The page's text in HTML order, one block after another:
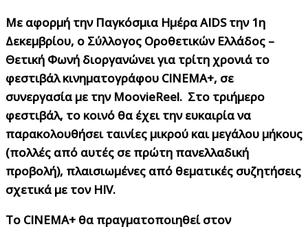
Με αφορμή την Παγκόσμια Ημέρα AIDS την 1η
Δεκεμβρίου, ο Σύλλογος Οροθετικών Ελλάδος –
Θετική Φωνή διοργανώνει για τρίτη χρονιά το
φεστιβάλ κινηματογράφου CINEMA+, σε
συνεργασία με την MoovieReel. Στο τριήμερο
φεστιβάλ, το κοινό θα έχει την ευκαιρία να
παρακολουθήσει ταινίες μικρού και μεγάλου μήκους
(πολλές από αυτές σε πρώτη πανελλαδική
προβολή), πλαισιωμένες από θεματικές συζητήσεις
σχετικά με τον HIV.
Το CINEMA+ θα πραγματοποιηθεί στον